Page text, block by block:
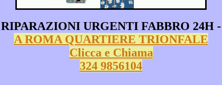
RIPARAZIONI URGENTI FABBRO 24H -
A ROMA QUARTIERE TRIONFALE
Clicca e Chiama
324 9856104